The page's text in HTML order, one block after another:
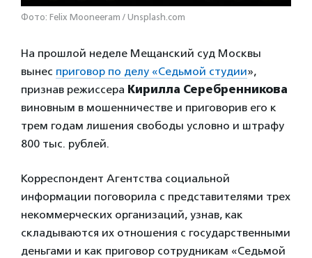
Фото: Felix Mooneeram / Unsplash.com
На прошлой неделе Мещанский суд Москвы
вынес приговор по делу «Седьмой студии»,
признав режиссера Кирилла Серебренникова
виновным в мошенничестве и приговорив его к
трем годам лишения свободы условно и штрафу
800 тыс. рублей.
Корреспондент Агентства социальной
информации поговорила с представителями трех
некоммерческих организаций, узнав, как
складываются их отношения с государственными
деньгами и как приговор сотрудникам «Седьмой